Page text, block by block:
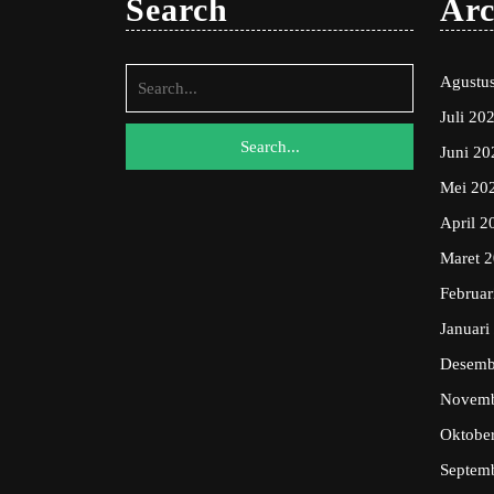
Search
for:
Juli
Juni
Mei
April
Maret
Januari